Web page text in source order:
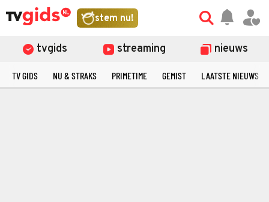
stem nu!
tvgids streaming nieuws
TV GIDS NU & STRAKS PRIMETIME GEMIST LAATSTE NIEUWS